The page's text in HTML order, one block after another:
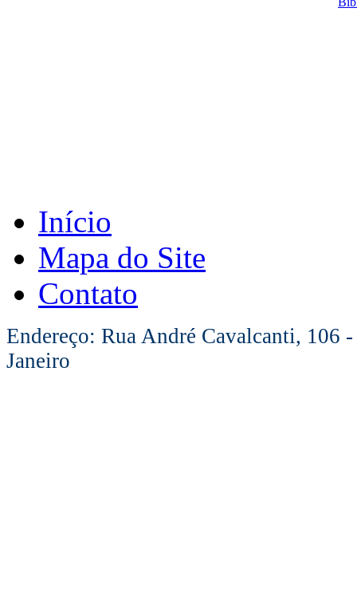
Início
Mapa do Site
Contato
Endereço: Rua André Cavalcanti, 106
Janeiro